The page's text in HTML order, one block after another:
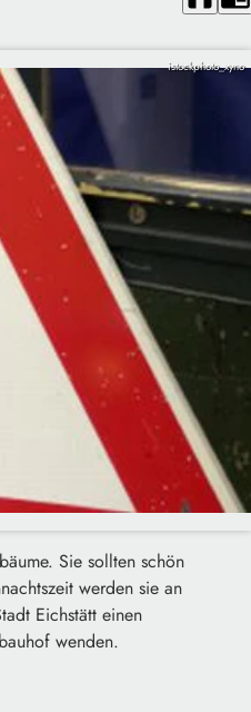
istockphoto_xyno
Sie sollten schön
werden sie an
Eichstätt einen
wenden.